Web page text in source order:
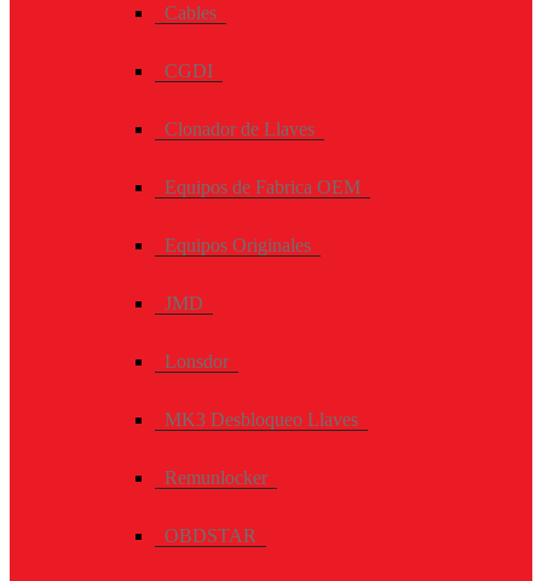
Cables
CGDI
Clonador de Llaves
Equipos de Fabrica OEM
Equipos Originales
JMD
Lonsdor
MK3 Desbloqueo Llaves
Remunlocker
OBDSTAR